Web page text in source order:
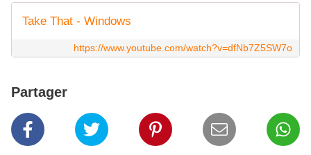
Take That - Windows
https://www.youtube.com/watch?v=dfNb7Z5SW7o
Partager